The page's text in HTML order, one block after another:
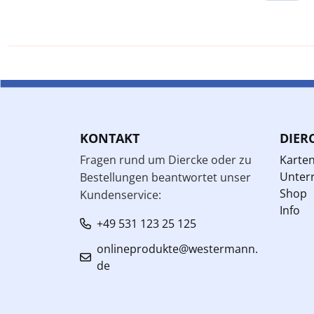
KONTAKT
Fragen rund um Diercke oder zu
Bestellungen beantwortet unser
Kundenservice:
+49 531 123 25 125
onlineprodukte@westermann.
de
Shop
Info